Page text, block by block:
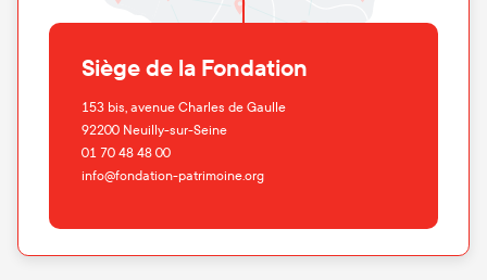
Siège de la Fondation
153 bis, avenue Charles de Gaulle
92200 Neuilly-sur-Seine
01 70 48 48 00
info@fondation-patrimoine.org